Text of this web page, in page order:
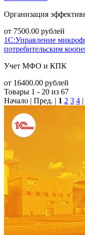
Организация
от 7500.00 рублей
1С:Управление
потребительским
Учет МФО и КПК
от 16400.00 рублей
Товары 1 - 20 из 67
Начало | Пред. | 1 2 3 4 |